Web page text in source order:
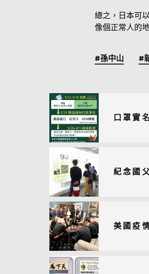
總之，日本可
像個正常人的
#孫中山 #
口罩實
紀念國
美國疫